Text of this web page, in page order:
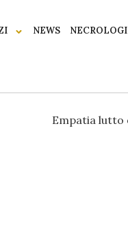
NEWS NECROLOGI